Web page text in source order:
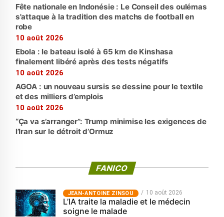
Fête nationale en Indonésie : Le Conseil des oulémas
s'attaque à la tradition des matchs de football en
robe
10 août 2026
Ebola : le bateau isolé à 65 km de Kinshasa
finalement libéré après des tests négatifs
10 août 2026
AGOA : un nouveau sursis se dessine pour le textile
et des milliers d’emplois
10 août 2026
“Ça va s’arranger”: Trump minimise les exigences de
l’Iran sur le détroit d’Ormuz
FANICO
JEAN-ANTOINE ZINSOU 10 août 2026
L’IA traite la maladie et le médecin
soigne le malade